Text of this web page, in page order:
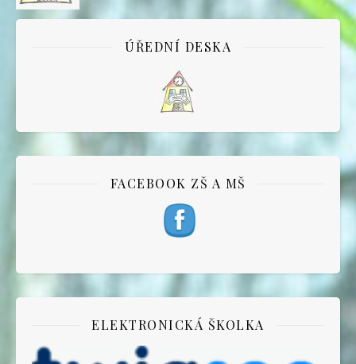
ÚŘEDNÍ DESKA
FACEBOOK ZŠ A MŠ
ELEKTRONICKÁ ŠKOLKA